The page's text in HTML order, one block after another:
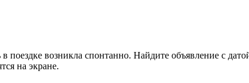
поездке возникла спонтанно. Найдите объявление с
на экране.